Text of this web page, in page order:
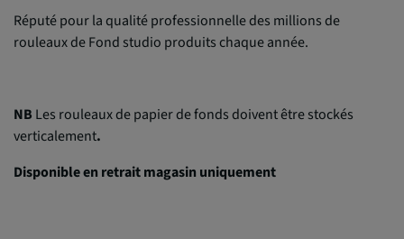
Réputé pour la qualité professionnelle des millions de
rouleaux de Fond studio produits chaque année.
NB Les rouleaux de papier de fonds doivent être stockés
verticalement.
Disponible en retrait magasin uniquement